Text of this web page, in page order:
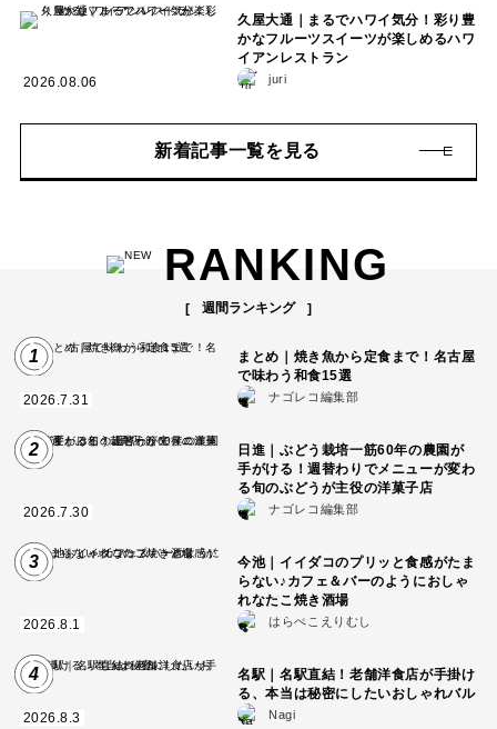
2026.08.06
久屋大通｜まるでハワイ気分！彩り豊
かなフルーツスイーツが楽しめるハワ
イアンレストラン
juri
新着記事一覧を見る
RANKING
週間ランキング
1
2026.7.31
まとめ｜焼き魚から定食まで！名古屋
で味わう和食15選
ナゴレコ編集部
2
2026.7.30
日進｜ぶどう栽培一筋60年の農園が
手がける！週替わりでメニューが変わ
る旬のぶどうが主役の洋菓子店
ナゴレコ編集部
3
2026.8.1
今池｜イイダコのプリッと食感がたま
らない♪カフェ＆バーのようにおしゃ
れなたこ焼き酒場
はらぺこえりむし
4
2026.8.3
名駅｜名駅直結！老舗洋食店が手掛け
る、本当は秘密にしたいおしゃれバル
Nagi